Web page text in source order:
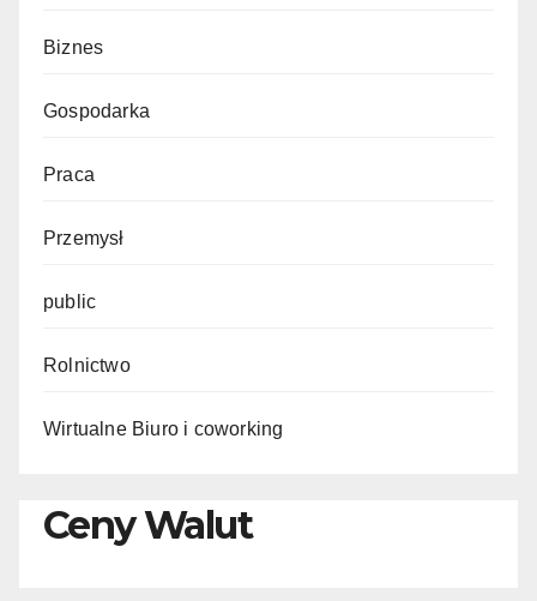
Biznes
Gospodarka
Praca
Przemysł
public
Rolnictwo
Wirtualne Biuro i coworking
Ceny Walut